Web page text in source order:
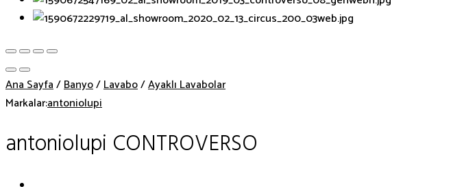
Ana Sayfa/Banyo/Lavabo/Ayaklı Lavabolar
Markalar:antoniolupi
antoniolupi CONTROVERSO